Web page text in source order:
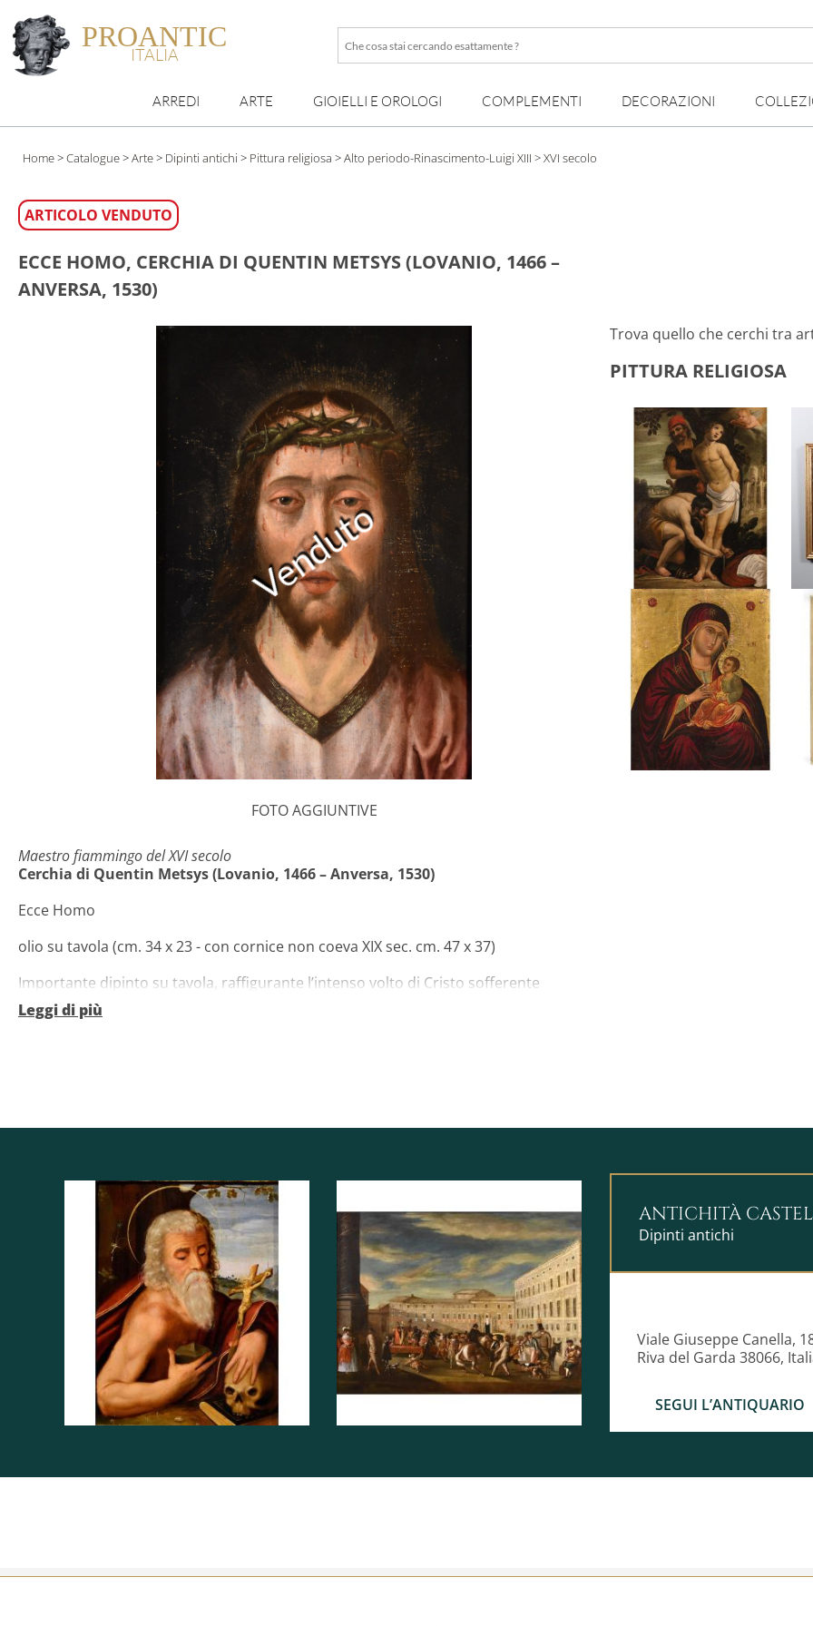
PROANTIC
ITALIA
Che
cercando
esattamente
ARREDI ARTE GIOIELLI E OROLOGI COMPLEMENTI DECORAZIONI
Home>Catalogue>Arte> Dipinti antichi > Pittura religiosa >Alto periodo-Rinascimento-Luigi XIII > XVI secolo
ARTICOLO VENDUTO
ECCE HOMO, CERCHIA DI QUENTIN METSYS (LOVANIO, 1466 –
ANVERSA, 1530)
Venduto
FOTO AGGIUNTIVE
Maestro fiammingo del XVI secolo
Cerchia di Quentin Metsys (Lovanio, 1466 – Anversa, 1530)
Ecce Homo
olio su tavola (cm. 34 x 23 - con cornice non coeva XIX sec. cm. 47 x 37)
Importante dipinto su tavola, raffigurante l’intenso volto di Cristo sofferente
incoronato di spine, nella più tradizionale iconografia dell'Ecce Homo, una delle
raffigurazioni cristiane più rappresentative della pittura antica, che ha visto emergere
massimi interpreti fiamminghi di questo soggetto;
attualmente conservato al Musée des Beaux-Arts de Dunkerque (vedere nei dettagli)
Musée des Beaux-Arts de Dunkerque
Rispetto a questo modello, l'opera in esame esibisce una fattura più robusta e impasti
più densi di colore che orientano a nostro parere verso una datazione piuttosto tarda
del XVI secolo.
Il Cristo, la cui figura emerge su un fondo scuro, è raffigurato con il capo incorniciato
da un riflesso luminoso, su cui è posta la corona di spine intrecciate. Lo sguardo è
spento con gli occhi semichiusi, arrossati, in un atteggiamento rassegnato e sfigurato
dal dolore, solcato dalle lacrime e dalle gocce di sangue.
Importante, in questo dipinto, è lo studio dell’espressione e lo sguardo di Cristo, con
gli occhi rivolti verso il basso, in segno di dolore, densi di un phatos capace di
trasmettere allo spettatore la sofferenza di questo episodio della Passione.
governatore romano della Giudea. L'espressione significa letteralmente 'Ecco l'Uomo',
aspetto e carattere.
Leggi di più
Trova quello che cerchi tra
PITTURA RELIGIOSA
ANTICHITÀ
Dipinti antichi
Viale Giuseppe Canella,
Riva del Garda 38066,
SEGUI L’ANTIQUARIO